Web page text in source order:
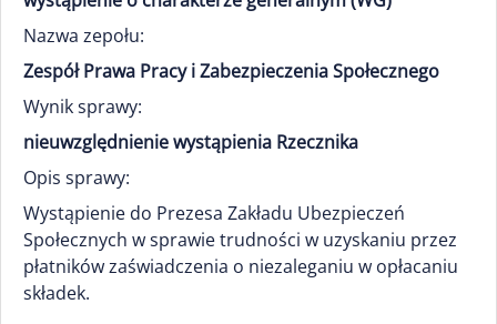
Nazwa zepołu:
Zespół Prawa Pracy i Zabezpieczenia Społecznego
Wynik sprawy:
nieuwzględnienie wystąpienia Rzecznika
Opis sprawy:
Wystąpienie do Prezesa Zakładu Ubezpieczeń
Społecznych w sprawie trudności w uzyskaniu przez
płatników zaświadczenia o niezaleganiu w opłacaniu
składek.